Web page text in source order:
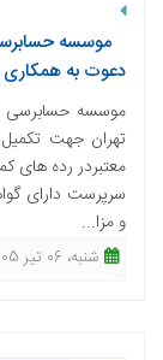
موسسه
دعوت به
موسسه حسابرسی
تهران جهت تکمیل
معتبردر رده
سرپرست دارای
و مزا...
شنبه، 06 تیر 1405 - 08:59